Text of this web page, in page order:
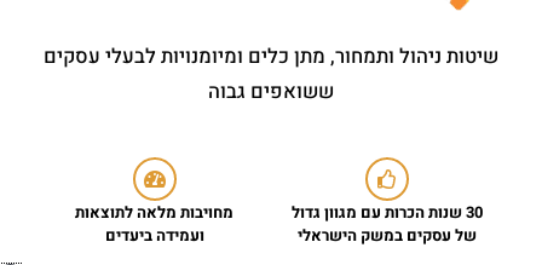
שיטות ניהול ותמחור, מתן כלים ומיומנויות לבעלי עסקים
ששואפים גבוה
30 שנות הכרות עם מגוון גדול
של עסקים במשק הישראלי
מחויבות מלאה לתוצאות
ועמידה ביעדים